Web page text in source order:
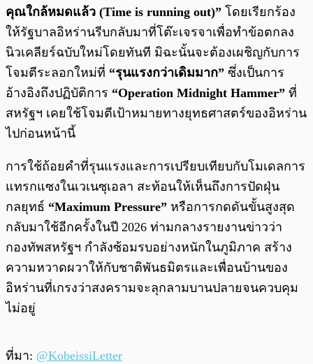
คุณใกล้หมดแล้ว (Time is running out)” โดยเรียกร้อง
ให้รัฐบาลอิหร่านรีบกลับมาที่โต๊ะเจรจาเพื่อทำข้อตกลง
นิวเคลียร์ฉบับใหม่โดยทันที มิฉะนั้นจะต้องเผชิญกับการ
โจมตีระลอกใหม่ที่ “รุนแรงกว่าเดิมมาก” ซึ่งเป็นการ
อ้างอิงถึงปฏิบัติการ “Operation Midnight Hammer” ที่
สหรัฐฯ เคยใช้โจมตีเป้าหมายทางยุทธศาสตร์ของอิหร่าน
ไปก่อนหน้านี้
การใช้ถ้อยคำที่รุนแรงและการเปรียบเทียบกับโมเดลการ
แทรกแซงในเวเนซุเอลา สะท้อนให้เห็นถึงการปัดฝุ่น
กลยุทธ์ “Maximum Pressure” หรือการกดดันขั้นสูงสุด
กลับมาใช้อีกครั้งในปี 2026 ท่ามกลางรายงานข่าวว่า
กองทัพสหรัฐฯ กำลังซ้อมรบอย่างหนักในภูมิภาค สร้าง
ความหวาดผวาให้กับชาติพันธมิตรและเพื่อนบ้านของ
อิหร่านที่เกรงว่าสงครามจะลุกลามบานปลายจนควบคุม
ไม่อยู่
ที่มา: @KobeissiLetter